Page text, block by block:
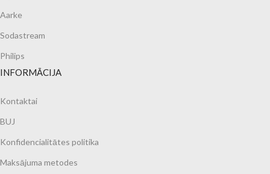
Aarke
Sodastream
Philips
INFORMĀCIJA
Kontaktai
BUJ
Konfidencialitātes politika
Maksājuma metodes